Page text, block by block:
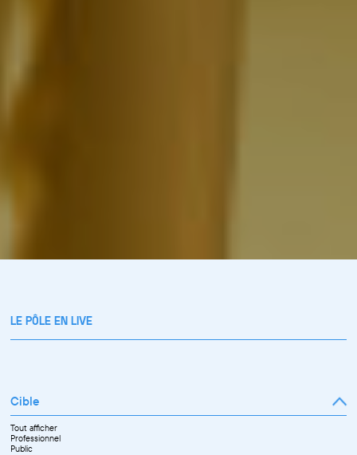
LE PÔLE EN LIVE
Cible
Tout afficher
Professionnel
Public